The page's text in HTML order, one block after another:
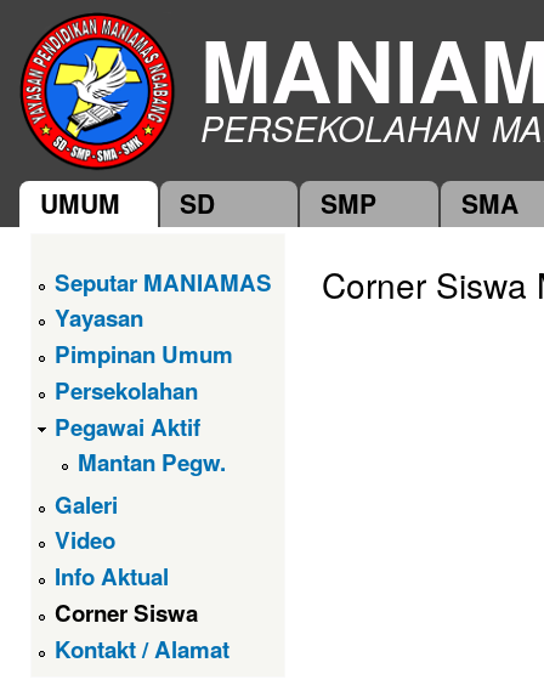
PERSEKOLAHAN
Main menu
UMUM SD SMP SMA
Seputar MANIAMAS
Yayasan
Pimpinan Umum
Persekolahan
Pegawai Aktif
Mantan Pegw.
Galeri
Video
Info Aktual
Corner Siswa
Kontakt / Alamat
Corner Siswa